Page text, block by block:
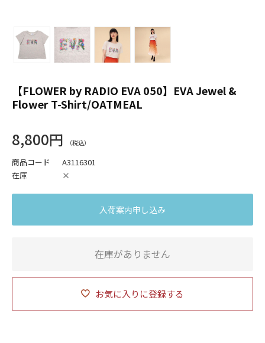
【FLOWER by RADIO EVA 050】EVA Jewel &
Flower T-Shirt/OATMEAL
8,800円
商品コード
A3116301
在庫
×
お気に入りに登録する
入荷案内申し込み
在庫がありません